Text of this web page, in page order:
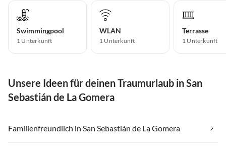
Swimmingpool
1 Unterkunft
WLAN
1 Unterkunft
Terrasse
1 Unterkunft
Unsere Ideen für deinen Traumurlaub in San
Sebastián de La Gomera
Familienfreundlich in San Sebastián de La Gomera